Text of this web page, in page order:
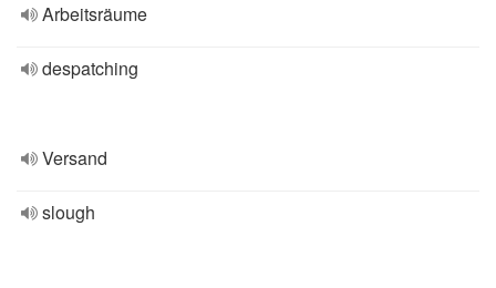
Arbeitsräume
despatching
Versand
slough